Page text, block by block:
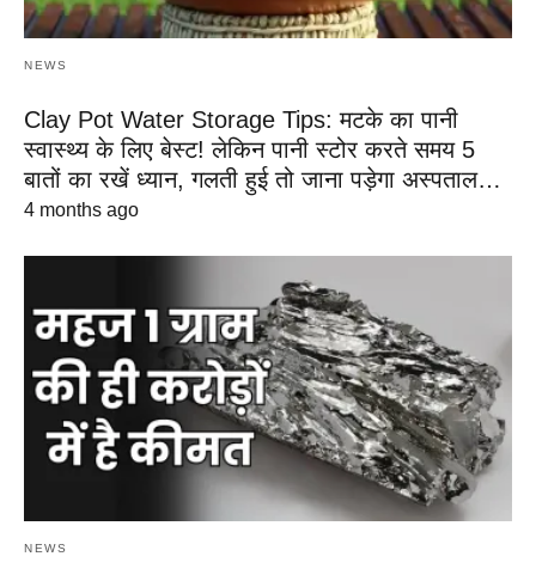
NEWS
Clay Pot Water Storage Tips: मटके का पानी
स्वास्थ्य के लिए बेस्ट! लेकिन पानी स्टोर करते समय 5
बातों का रखें ध्यान, गलती हुई तो जाना पड़ेगा अस्पताल…
4 months ago
NEWS